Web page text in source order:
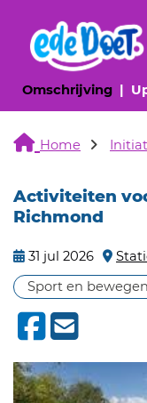
Omschrijving
Home
Activiteiten
Richmond
31 jul 2026
Sport en bewegen